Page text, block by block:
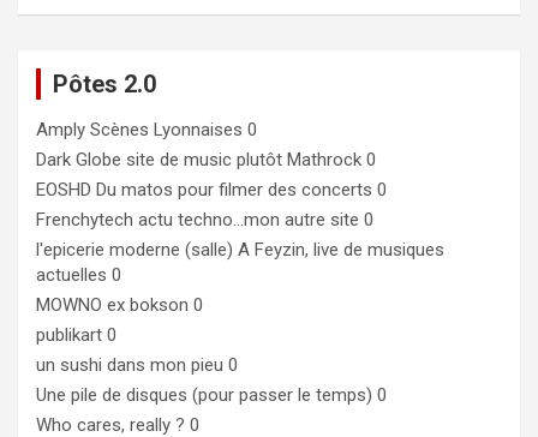
Pôtes 2.0
Amply Scènes Lyonnaises 0
Dark Globe site de music plutôt Mathrock 0
EOSHD Du matos pour filmer des concerts 0
Frenchytech actu techno…mon autre site 0
l'epicerie moderne (salle) A Feyzin, live de musiques
actuelles 0
MOWNO ex bokson 0
publikart 0
un sushi dans mon pieu 0
Une pile de disques (pour passer le temps) 0
Who cares, really ? 0